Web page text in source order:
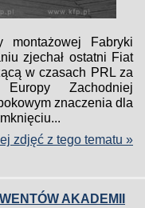
Fabryki
zjechał ostatni Fiat
w czasach PRL za
Zachodniej
znaczenia dla
zdjęć z tego tematu »
AKADEMII